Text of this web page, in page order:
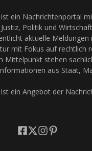
ein Nachrichtenportal
Politik und
aktuelle Meldungen
mit Fokus auf rechtlich
Mittelpunkt stehen
aus Staat,
ein Angebot der